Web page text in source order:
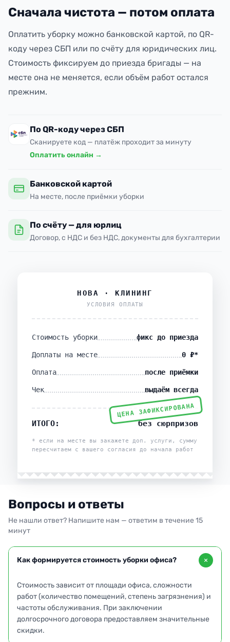
Сначала чистота — потом оплата
Оплатить уборку можно банковской картой, по QR-
коду через СБП или по счёту для юридических лиц.
Стоимость фиксируем до приезда бригады — на
месте она не меняется, если объём работ остался
прежним.
По QR-коду через СБП
Сканируете код — платёж проходит за минуту
Оплатить онлайн →
Банковской картой
На месте, после приёмки уборки
По счёту — для юрлиц
Договор, с НДС и без НДС, документы для бухгалтерии
НОВА · КЛИНИНГ
УСЛОВИЯ ОПЛАТЫ
Стоимость уборки фикс до приезда
Доплаты на месте 0 ₽*
Оплата после приёмки
Чек выдаём всегда
ИТОГО: без сюрпризов
* если на месте вы закажете доп. услуги, сумму
пересчитаем с вашего согласия до начала работ
ЦЕНА ЗАФИКСИРОВАНА
Вопросы и ответы
Не нашли ответ? Напишите нам — ответим в течение 15
минут
Как формируется стоимость уборки офиса?
Стоимость зависит от площади офиса, сложности
работ (количество помещений, степень загрязнения) и
частоты обслуживания. При заключении
долгосрочного договора предоставляем значительные
скидки.